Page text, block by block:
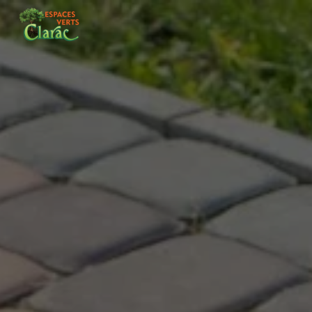
Panneau de gestion des cookies